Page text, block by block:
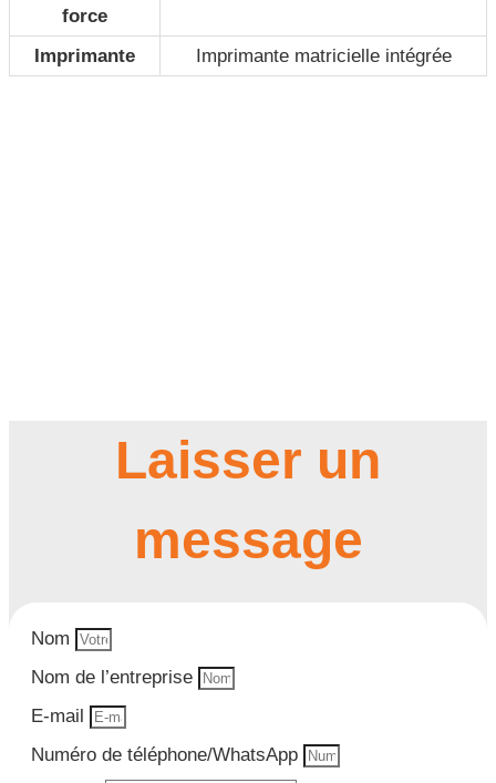
force
Imprimante Imprimante matricielle intégrée
Laisser un
message
Nom
Nom de l’entreprise
E-mail
Numéro de téléphone/WhatsApp